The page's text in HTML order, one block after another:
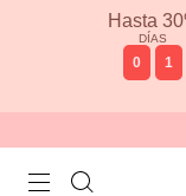
Hasta
DÍAS
0 1